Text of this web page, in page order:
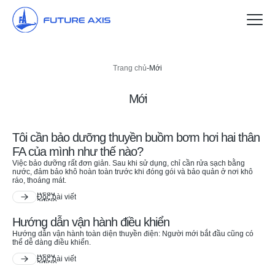
Thuyền máy
Đại lý
Về chúng tôi
Liên hệ với chúng tôi
Trang chủ-Mới
Mới
Tôi cần bảo dưỡng thuyền buồm bơm hơi hai thân
FA của mình như thế nào?
Việc bảo dưỡng rất đơn giản. Sau khi sử dụng, chỉ cần rửa sạch bằng
nước, đảm bảo khô hoàn toàn trước khi đóng gói và bảo quản ở nơi khô
ráo, thoáng mát.
Đọc bài viết
Hướng dẫn vận hành điều khiển
Hướng dẫn vận hành toàn diện thuyền điện: Người mới bắt đầu cũng có
thể dễ dàng điều khiển.
Đọc bài viết